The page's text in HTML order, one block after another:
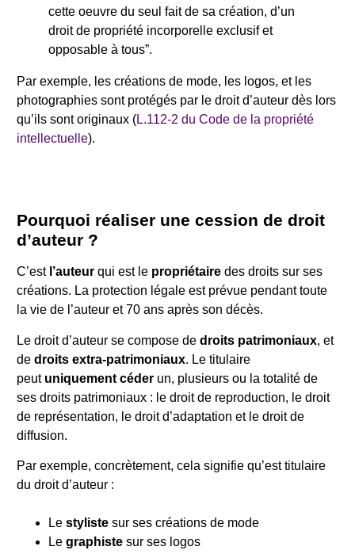
cette oeuvre du seul fait de sa création, d’un
droit de propriété incorporelle exclusif et
opposable à tous”.
Par exemple, les créations de mode, les logos, et les
photographies sont protégés par le droit d’auteur dès lors
qu’ils sont originaux (L.112-2 du Code de la propriété
intellectuelle).
Pourquoi réaliser une cession de droit
d’auteur ?
C’est l’auteur qui est le propriétaire des droits sur ses
créations. La protection légale est prévue pendant toute
la vie de l’auteur et 70 ans après son décès.
Le droit d’auteur se compose de droits patrimoniaux, et
de droits extra-patrimoniaux. Le titulaire
peut uniquement céder un, plusieurs ou la totalité de
ses droits patrimoniaux : le droit de reproduction, le droit
de représentation, le droit d’adaptation et le droit de
diffusion.
Par exemple, concrètement, cela signifie qu’est titulaire
du droit d’auteur :
Le styliste sur ses créations de mode
Le graphiste sur ses logos